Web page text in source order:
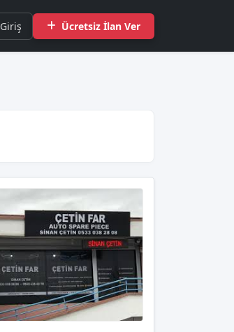
Giriş Ücretsiz İlan Ver